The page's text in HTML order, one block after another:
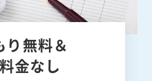
り無料＆
金なし